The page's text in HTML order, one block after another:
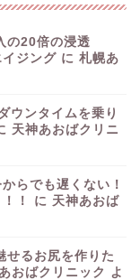
の20倍の浸透
ジング に 札幌あ
ウンタイムを乗り
天神あおばクリニ
らでも遅くない！
！
に 天神あおば
せるお尻を作りた
おばクリニック よ